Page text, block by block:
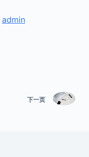
admin
下一页